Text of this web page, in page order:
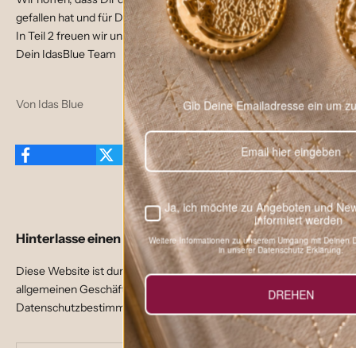
gefallen hat und für Dich hilfreich war.
In Teil 2 freuen wir uns, Dich wieder zu sehen! ;)
Dein IdasBlue Team
Von Idas Blue
Hinterlasse einen Kommentar
Diese Website ist durch hCaptcha geschützt und es gelten die
allgemeinen Geschäftsbedingungen
Datenschutzbestimmungen
Gib Deine Emailadresse ein um zu drehen.
Ja, ich möchte zu Angeboten und News von IdasBlue
informiert werden
Weitere Informationen zu unserem Umgang mit Deinen Daten findest Du
in unserer Datenschutz Erklärung.